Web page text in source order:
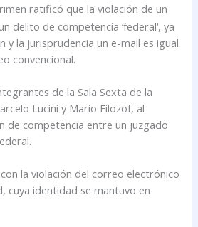
ratificó que la violación de un
delito de competencia ‘federal‘, ya
y la jurisprudencia un e-mail es igual
convencional.
de la Sala Sexta de la
Lucini y Mario Filozof, al
de competencia entre un juzgado
la violación del correo electrónico
cuya identidad se mantuvo en